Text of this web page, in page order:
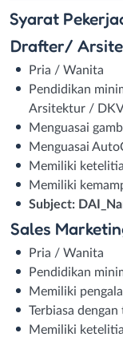
Syarat
Drafter/
Pria / Wanita
Pendidikan
Arsitektur /
Menguasai
Menguasai
Memiliki
Memiliki
Subject:
Sales
Pria / Wanita
Pendidikan
Memiliki
Terbiasa dengan
Memiliki